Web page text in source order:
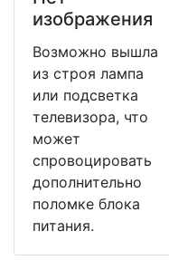
изображения
Возможно вышла
из строя лампа
или подсветка
телевизора, что
может
спровоцировать
дополнительно
поломке блока
питания.